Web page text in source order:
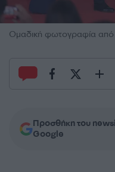
Ομαδική φωτογραφία από
Προσθήκη του
Google